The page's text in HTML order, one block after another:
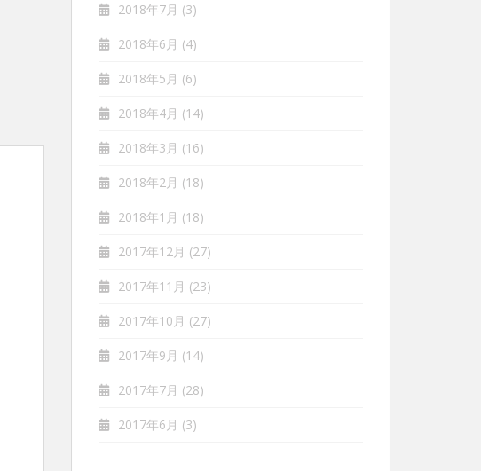
2018年7月 (3)
2018年6月 (4)
2018年5月 (6)
2018年4月 (14)
2018年3月 (16)
2018年2月 (18)
2018年1月 (18)
2017年12月 (27)
2017年11月 (23)
2017年10月 (27)
2017年9月 (14)
2017年7月 (28)
2017年6月 (3)